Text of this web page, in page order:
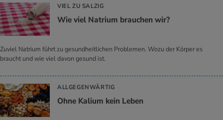
VIEL ZU SALZIG
Wie viel Na­tri­um brau­chen wir?
Zuviel Natrium führt zu gesundheitlichen Problemen. Wozu der Körper es
braucht und wie viel davon gesund ist.
ALLGEGENWÄRTIG
Ohne Ka­li­um kein Leben